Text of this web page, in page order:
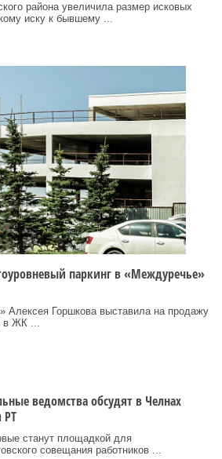
района увеличила размер исковых
иску к бывшему ...
паркинг в «Междуречье»
Алексея Горшкова выставила на продажу
в ЖК ...
ведомства обсудят в Челнах
РТ
станут площадкой для
совещания работников ...